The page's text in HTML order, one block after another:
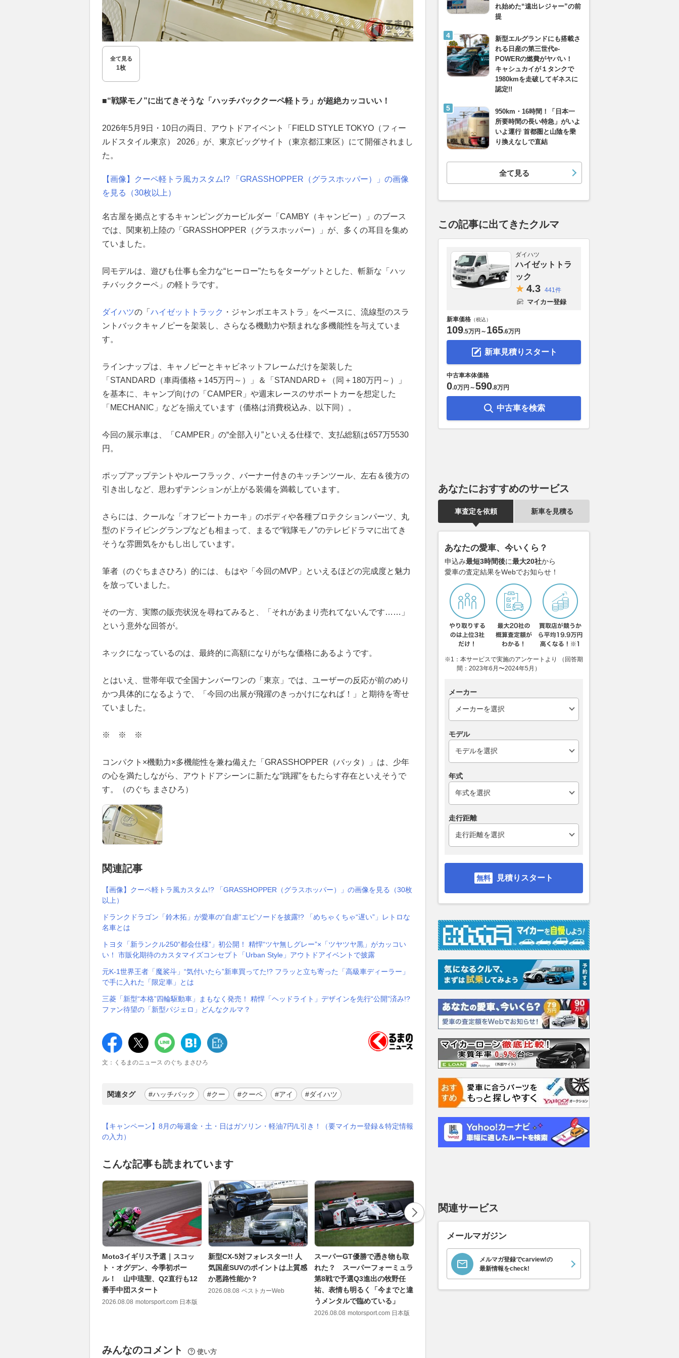
全て見る
1枚
■“戦隊モノ”に出てきそうな「ハッチバッククーペ軽トラ」が超絶カッコいい！
2026年5月9日・10日の両日、アウトドアイベント「FIELD STYLE TOKYO（フィー
ルドスタイル東京） 2026」が、東京ビッグサイト（東京都江東区）にて開催されまし
た。
【画像】クーペ軽トラ風カスタム!? 「GRASSHOPPER（グラスホッパー）」の画像
を見る（30枚以上）
名古屋を拠点とするキャンピングカービルダー「CAMBY（キャンビー）」のブース
では、関東初上陸の「GRASSHOPPER（グラスホッパー）」が、多くの耳目を集め
ていました。
同モデルは、遊びも仕事も全力な“ヒーロー”たちをターゲットとした、斬新な「ハッ
チバッククーペ」の軽トラです。
ダイハツの「 ハイゼットトラック ・ジャンボエキストラ」をベースに、流線型のスラ
ントバックキャノピーを架装し、さらなる機動力や類まれな多機能性を与えていま
す。
ラインナップは、キャノピーとキャビネットフレームだけを架装した
「STANDARD（車両価格＋145万円～）」＆「STANDARD＋（同＋180万円～）」
を基本に、キャンプ向けの「CAMPER」や週末レースのサポートカーを想定した
「MECHANIC」などを揃えています（価格は消費税込み、以下同）。
今回の展示車は、「CAMPER」の“全部入り”といえる仕様で、支払総額は657万5530
円。
ポップアップテントやルーフラック、バーナー付きのキッチンツール、左右＆後方の
引き出しなど、思わずテンションが上がる装備を満載しています。
さらには、クールな「オフビートカーキ」のボディや各種プロテクションパーツ、丸
型のドライビングランプなども相まって、まるで“戦隊モノ”のテレビドラマに出てき
そうな雰囲気をかもし出しています。
筆者（のぐちまさひろ）的には、もはや「今回のMVP」といえるほどの完成度と魅力
を放っていました。
その一方、実際の販売状況を尋ねてみると、「それがあまり売れてないんです……」
という意外な回答が。
ネックになっているのは、最終的に高額になりがちな価格にあるようです。
とはいえ、世帯年収で全国ナンバーワンの「東京」では、ユーザーの反応が前のめり
かつ具体的になるようで、「今回の出展が飛躍のきっかけになれば！」と期待を寄せ
ていました。
※ ※ ※
コンパクト×機動力×多機能性を兼ね備えた「GRASSHOPPER（バッタ）」は、少年
の心を満たしながら、アウトドアシーンに新たな“跳躍”をもたらす存在といえそうで
す。（のぐち まさひろ）
関連記事
【画像】クーペ軽トラ風カスタム!? 「GRASSHOPPER（グラスホッパー）」の画像を見る（30枚
以上）
ドランクドラゴン「鈴木拓」が愛車の“自虐”エピソードを披露!? 「めちゃくちゃ“遅い”」レトロな
名車とは
トヨタ「新ランクル250“都会仕様”」初公開！ 精悍“ツヤ無しグレー”×「ツヤツヤ黒」がカッコい
い！ 市販化期待のカスタマイズコンセプト「Urban Style」アウトドアイベントで披露
元K-1世界王者「魔裟斗」“気付いたら”新車買ってた!? フラッと立ち寄った「高級車ディーラー」
で手に入れた「限定車」とは
三菱「新型“本格”四輪駆動車」まもなく発売！ 精悍「ヘッドライト」デザインを先行“公開”済み!?
ファン待望の「新型パジェロ」どんなクルマ？
文：くるまのニュース のぐち まさひろ
関連タグ #ハッチバック #クー #クーペ #アイ #ダイハツ
【キャンペーン】8月の毎週金・土・日はガソリン・軽油7円/L引き！（要マイカー登録＆特定情報
の入力）
こんな記事も読まれています
Moto3イギリス予選｜スコッ
ト・オグデン、今季初ポー
ル！ 山中琉聖、Q2直行も12
番手中団スタート
2026.08.08 motorsport.com 日本版
新型CX-5対フォレスター!! 人
気国産SUVのポイントは上質感
か悪路性能か？
2026.08.08 ベストカーWeb
スーパーGT優勝で憑き物も取
れた？ スーパーフォーミュラ
第8戦で予選Q3進出の牧野任
祐、表情も明るく「今までと違
うメンタルで臨めている」
2026.08.08 motorsport.com 日本版
平塚市の国道129号沿い まる
で「焼き菓子の迷宮」!? 多様
な“自販機”が店内ビッシリ!!
24時間いつでも買える「湘南ク
「滑走路がいらない戦闘機」が
現実に!? 海自も導入した無人
機メーカーが描く未来とは空戦
そのものを変えかねない存在
みんなのコメント 使い方
れ始めた“遠出レジャー”の前
提
新型エルグランドにも搭載さ
れる日産の第三世代e-
POWERの燃費がヤバい！
キャシュカイが１タンクで
1980kmを走破してギネスに
認定!!
950km・16時間！「日本一
所要時間の長い特急」がいよ
いよ運行 首都圏と山陰を乗
り換えなしで直結
全て見る
この記事に出てきたクルマ
ダイハツ
ハイゼットトラ
ック
4.3 441件
マイカー登録
新車価格 （税込）
109.5万円 ～ 165.6万円
新車見積りスタート
中古車本体価格
0.0万円 ～590.8万円
中古車を検索
あなたにおすすめのサービス
車査定を依頼 新車を見積る
あなたの愛車、今いくら？
申込み最短3時間後に最大20社から
愛車の査定結果をWebでお知らせ！
※1：本サービスで実施のアンケートより （回答期
間：2023年6月〜2024年5月）
メーカー
モデル
年式
走行距離
見積りスタート
関連サービス
メールマガジン
メルマガ登録でcarview!の
最新情報をcheck!